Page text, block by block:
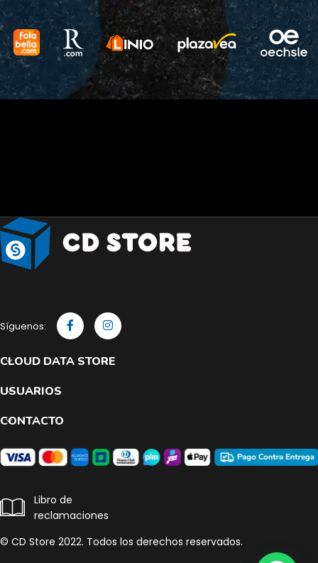
Síguenos:
CLOUD DATA STORE
USUARIOS
CONTACTO
Libro de
reclamaciones
© CD Store 2022. Todos los derechos reservados.